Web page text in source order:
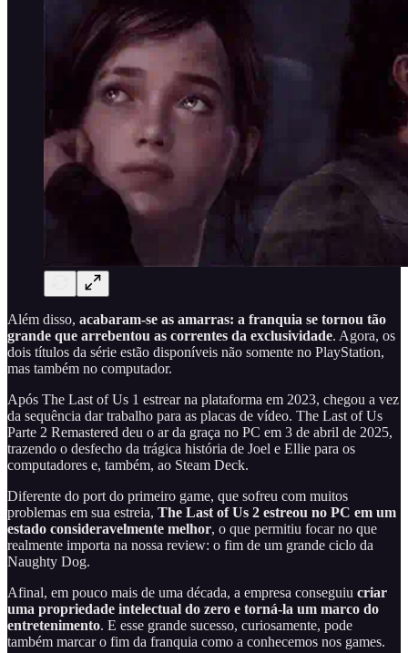
Além disso, acabaram-se as amarras: a franquia se tornou tão
grande que arrebentou as correntes da exclusividade. Agora, os
dois títulos da série estão disponíveis não somente no PlayStation,
mas também no computador.
Após The Last of Us 1 estrear na plataforma em 2023, chegou a vez
da sequência dar trabalho para as placas de vídeo. The Last of Us
Parte 2 Remastered deu o ar da graça no PC em 3 de abril de 2025,
trazendo o desfecho da trágica história de Joel e Ellie para os
computadores e, também, ao Steam Deck.
Diferente do port do primeiro game, que sofreu com muitos
problemas em sua estreia, The Last of Us 2 estreou no PC em um
estado consideravelmente melhor, o que permitiu focar no que
realmente importa na nossa review: o fim de um grande ciclo da
Naughty Dog.
Afinal, em pouco mais de uma década, a empresa conseguiu criar
uma propriedade intelectual do zero e torná-la um marco do
entretenimento. E esse grande sucesso, curiosamente, pode
também marcar o fim da franquia como a conhecemos nos games.